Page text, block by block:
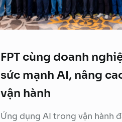
FPT cùng doanh
sức mạnh AI, nâng
vận hành
Ứng dụng AI trong vận hành